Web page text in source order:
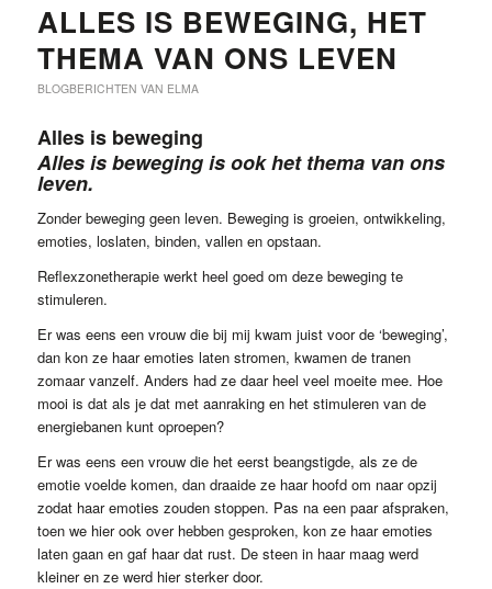
ALLES IS BEWEGING, HET
THEMA VAN ONS LEVEN
BLOGBERICHTEN VAN ELMA
Alles is beweging
Alles is beweging is ook het thema van ons
leven.
Zonder beweging geen leven. Beweging is groeien, ontwikkeling,
emoties, loslaten, binden, vallen en opstaan.
Reflexzonetherapie werkt heel goed om deze beweging te
stimuleren.
Er was eens een vrouw die bij mij kwam juist voor de ‘beweging’,
dan kon ze haar emoties laten stromen, kwamen de tranen
zomaar vanzelf. Anders had ze daar heel veel moeite mee. Hoe
mooi is dat als je dat met aanraking en het stimuleren van de
energiebanen kunt oproepen?
Er was eens een vrouw die het eerst beangstigde, als ze de
emotie voelde komen, dan draaide ze haar hoofd om naar opzij
zodat haar emoties zouden stoppen. Pas na een paar afspraken,
toen we hier ook over hebben gesproken, kon ze haar emoties
laten gaan en gaf haar dat rust. De steen in haar maag werd
kleiner en ze werd hier sterker door.